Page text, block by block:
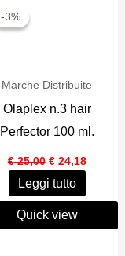
-3%
-3%
Marche Distribuite
Olaplex n.3 hair
Perfector 100 ml.
€25,00 Il
prezzo
originale
era:
€ 25,00.
€24,18Il
prezzo
è:
Leggi tutto
Quick view